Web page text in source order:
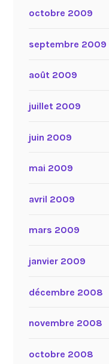
octobre 2009
septembre 2009
août 2009
juillet 2009
juin 2009
mai 2009
avril 2009
mars 2009
janvier 2009
décembre 2008
novembre 2008
octobre 2008